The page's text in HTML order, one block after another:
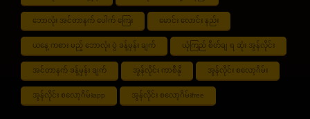
ဘောလုံး အင်တာနက် ပေါက် ကြေး မောင်း လောင်း နည်း
ယနေ့ ကစား မည့် ဘောလုံး ပွဲ ခန့်မှန်း ချက် ယုံကြည် စိတ်ချ ရ ဆုံး အွန်လိုင်း
အင်တာနက် ခန့်မှန်း ချက် အွန်လိုင်း ကာစီနို အွန်လိုင်း စလော့ဂိမ်း
အွန်လိုင်း စလော့ဂိမ်းapp အွန်လိုင်း စလော့ဂိမ်းfree